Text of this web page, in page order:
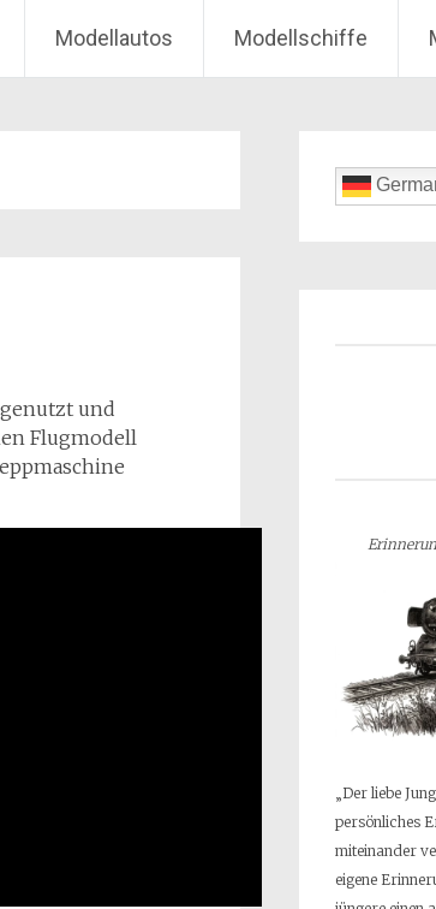
Modellautos Modellschiffe
und
Flugmodell
„Der liebe
persönliches
miteinander
eigene